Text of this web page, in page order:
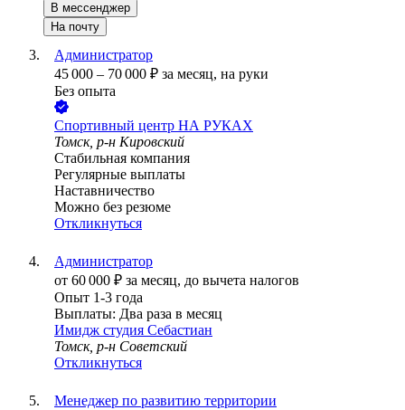
В мессенджер
На почту
Администратор
45 000 – 70 000 ₽ за месяц, на руки
Без опыта
Спортивный центр НА РУКАХ
Томск, р-н Кировский
Стабильная компания
Регулярные выплаты
Наставничество
Можно без резюме
Откликнуться
Администратор
от 60 000 ₽ за месяц, до вычета налогов
Опыт 1-3 года
Выплаты: Два раза в месяц
Имидж студия Себастиан
Томск, р-н Советский
Откликнуться
Менеджер по развитию территории